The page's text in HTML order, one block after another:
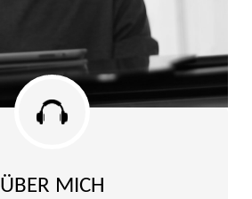
ÜBER MICH